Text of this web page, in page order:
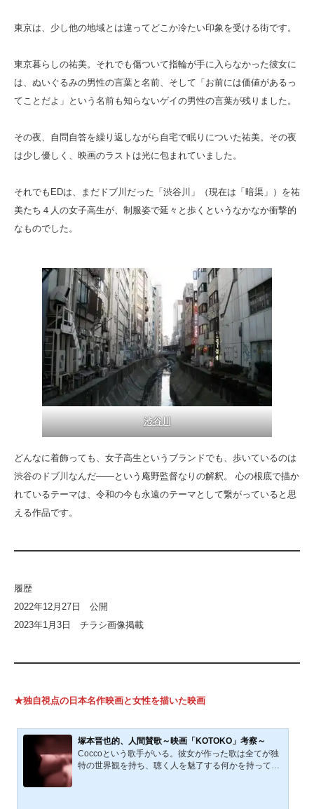
東京は、少し他の地域とは違ってどこか冷たい印象を受ける街です。
東京暮らしの祐美。それでも傷ついて指輪が手に入らなかった彼女に
は、ぬいぐるみの男性の言葉と名前、そして「お前には価値があるっ
てことだよ」という名前も知らないゲイの男性の言葉が残りました。
その夜、自問自答を繰り返しながら自宅で眠りについた祐美。その夜
は少し優しく、映画のラストは光に包まれていました。
それでもEDは、まだドブ川だった「渋谷川」（現在は「暗渠」）を祐
美たち４人の女子高生が、制服姿で延々と歩くというなかなか衝撃的
なものでした。
渋谷川
どんなに着飾っても、女子高生というブランドでも、歩いているのは
渋谷のドブ川なんだ――という庵野監督なりの解釈。 心の根底で描か
れているテーマは、令和の今も永遠のテーマとして繋がっていると思
える作品です。
履歴
2022年12月27日 公開
2023年1月3日 チラシ画像掲載
★独自視点の日本名作映画と女性を描いた映画
塚本晋也的、人間賛歌～映画「KOTOKO」考察～
Coccoという歌手がいる。彼女が作った歌は全てが独
特の世界観を持ち、聴く人を魅了する何かを持ってい